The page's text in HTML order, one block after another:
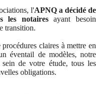
l'APNQ a décidé de
les notairesayant besoin
transition.
claires à mettre en
éventail de modèles, notre
sein de votre étude, tous les
obligations.